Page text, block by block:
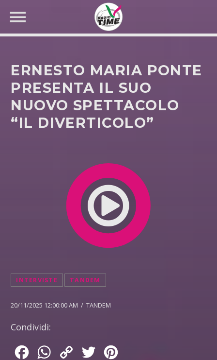
CERCA NEL SITO WEB:
ERNESTO MARIA PONTE
PRESENTA IL SUO
NUOVO SPETTACOLO
“IL DIVERTICOLO”
INTERVISTE TANDEM
20/11/2025 12:00:00 AM / TANDEM
Condividi:
FacebookWhatsApp
Copy
Twitter